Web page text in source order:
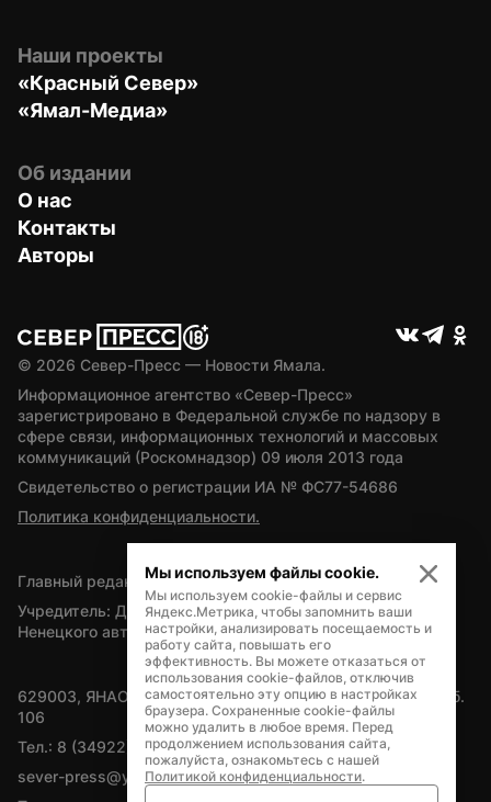
Наши проекты
«Красный Север»
«Ямал-Медиа»
Об издании
О нас
Контакты
Авторы
© 2026 Север-Пресс — Новости Ямала.
Информационное агентство «Север-Пресс»
зарегистрировано в Федеральной службе по надзору в
сфере связи, информационных технологий и массовых
коммуникаций (Роскомнадзор) 09 июля 2013 года
Свидетельство о регистрации ИА № ФС77-54686
Политика конфиденциальности.
Главный редактор — А.Л. Поздеев
Учредитель: Департамент внутренней политики Ямало-
Ненецкого автономного округа
629003, ЯНАО, Салехард, мкр. Богдана Кнунянца, д.1, каб.
106
Тел.: 8 (34922) 71262
sever-press@yamal-media.ru
Мы используем файлы cookie.
Мы используем cookie-файлы и сервис
Яндекс.Метрика, чтобы запомнить ваши
настройки, анализировать посещаемость и
работу сайта, повышать его
эффективность. Вы можете отказаться от
использования cookie-файлов, отключив
самостоятельно эту опцию в настройках
браузера. Сохраненные cookie-файлы
можно удалить в любое время. Перед
продолжением использования сайта,
пожалуйста, ознакомьтесь с нашей
Политикой конфиденциальности.